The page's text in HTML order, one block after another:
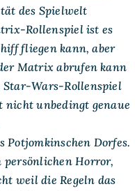
des Spielwelt
Rollenspiel ist es
fliegen kann, aber
Matrix abrufen kann
Star-Wars-Rollenspiel
nicht unbedingt genaue
Potjomkinschen Dorfes.
persönlichen Horror,
weil die Regeln das